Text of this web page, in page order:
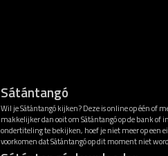
Sátántangó
Wil je Sátántangó kijken? Deze is online op één of
makkelijker dan ooit om Sátántangó op de bank of
ondertiteling te bekijken, hoef je niet meer op een
voorkomen dat Sátántangó op dit moment niet